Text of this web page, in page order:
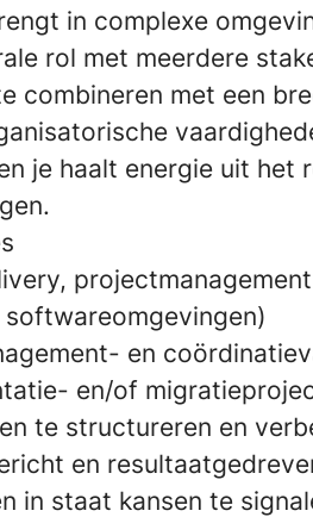
in complexe
rol met meerdere
combineren met een
je haalt energie uit het
en
en/of
te structureren en
en
in staat kansen te